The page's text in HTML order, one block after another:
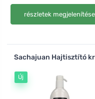
részletek megjelenítése
Sachajuan Hajtisztító
Új